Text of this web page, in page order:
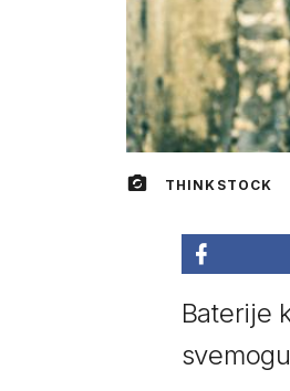
THINKSTOCK
Baterije